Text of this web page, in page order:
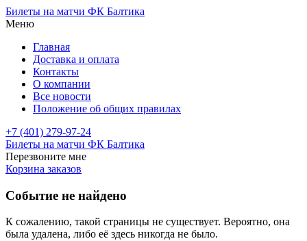
Билеты на матчи ФК Балтика
Меню
Главная
Доставка и оплата
Контакты
О компании
Все новости
Положение об общих правилах
+7 (401) 279-97-24
Билеты на матчи ФК Балтика
Перезвоните мне
Корзина заказов
Событие не найдено
К сожалению, такой страницы не существует. Вероятно, она
была удалена, либо её здесь никогда не было.